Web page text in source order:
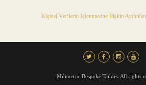
Kişisel Verilerin İşlenmesine İlişkin
Milimetric Bespoke Tailors. All rights